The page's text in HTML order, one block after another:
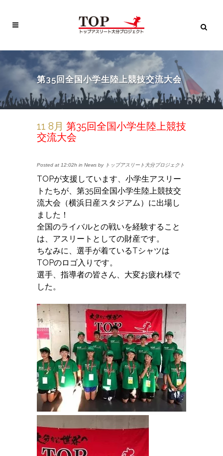
第35回全国小学生陸上競技交流大会
11 8月 第35回全国小学生陸上競技
交流大会
Posted at 12:02h in News by トップアスリート大分プロジェクト
TOPが支援しています、小学生アスリー
トたちが、第35回全国小学生陸上競技交
流大会（横浜日産スタジアム）に出場し
ました！
全国のライバルとの戦いを経験すること
は、アスリートとしての財産です。
ちなみに、選手が着ているTシャツは
TOPのロゴ入りです。
選手、指導者の皆さん、大変お疲れ様で
した。